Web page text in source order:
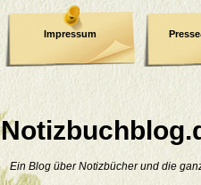
Ein Blog über Notizbücher und die
Impressum
Datenschutzerklärung